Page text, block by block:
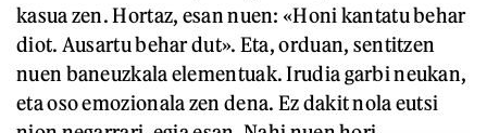
kasua zen. Hortaz, esan nuen: «Honi kantatu behar
diot. Ausartu behar dut». Eta, orduan, sentitzen
nuen baneuzkala elementuak. Irudia garbi neukan,
eta oso emozionala zen dena. Ez dakit nola eutsi